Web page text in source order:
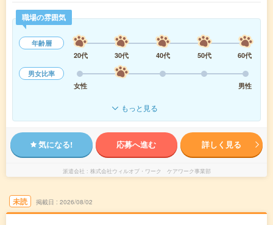
職場の雰囲気
年齢層
20代
30代 40代 50代
60代
男女比率
女性
男性
もっと見る
気になる! 応募へ進む 詳しく見る
派遣会社 株式会社ウィルオブ・ワーク ケアワーク事業部
未読 掲載日 2026/08/02